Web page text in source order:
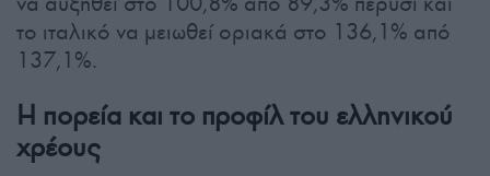
το ιταλικό να μειωθεί οριακά στο 136,1% από
137,1%.
Η πορεία και το προφίλ του ελληνικού
χρέους